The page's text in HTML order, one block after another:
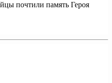
почтили память Героя